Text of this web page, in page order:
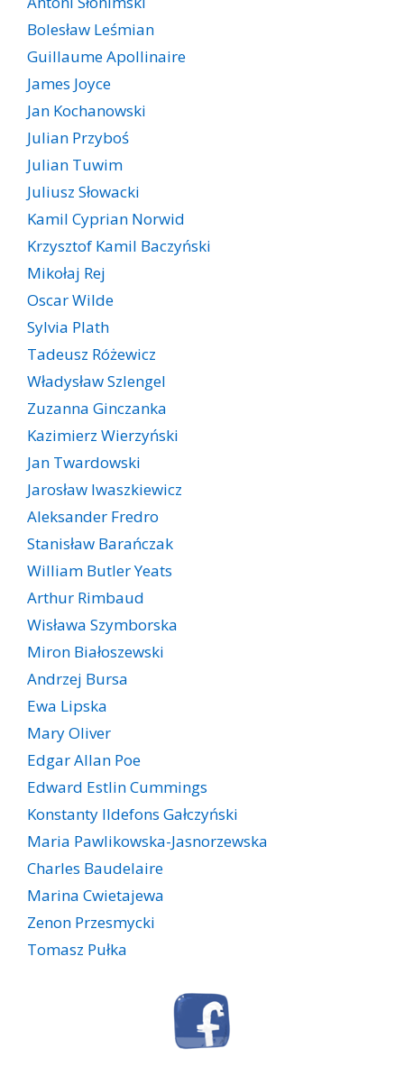
Bolesław Leśmian
Guillaume Apollinaire
James Joyce
Jan Kochanowski
Julian Przyboś
Julian Tuwim
Juliusz Słowacki
Kamil Cyprian Norwid
Krzysztof Kamil Baczyński
Mikołaj Rej
Oscar Wilde
Sylvia Plath
Tadeusz Różewicz
Władysław Szlengel
Zuzanna Ginczanka
Kazimierz Wierzyński
Jan Twardowski
Jarosław Iwaszkiewicz
Aleksander Fredro
Stanisław Barańczak
William Butler Yeats
Arthur Rimbaud
Wisława Szymborska
Miron Białoszewski
Andrzej Bursa
Ewa Lipska
Mary Oliver
Edgar Allan Poe
Edward Estlin Cummings
Konstanty Ildefons Gałczyński
Maria Pawlikowska-Jasnorzewska
Charles Baudelaire
Marina Cwietajewa
Zenon Przesmycki
Tomasz Pułka